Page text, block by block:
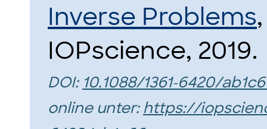
Inverse Problems
IOPscience, 2019.
DOI: 10.1088/1361-6420/
online unter: https://